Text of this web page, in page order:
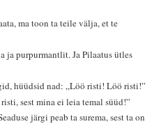
ma toon ta teile välja, et te
ja purpurmantlit. Ja Pilaatus ütles
hüüdsid nad: „Löö risti! Löö risti!”
sest mina ei leia temal süüd!”
järgi peab ta surema, sest ta on